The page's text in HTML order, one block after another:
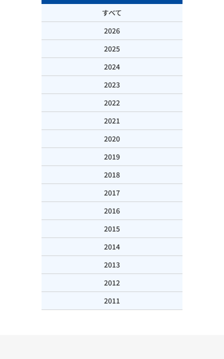
すべて
2026
2025
2024
2023
2022
2021
2020
2019
2018
2017
2016
2015
2014
2013
2012
2011